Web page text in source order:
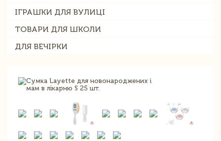
ІГРАШКИ ДЛЯ ВУЛИЦІ
ТОВАРИ ДЛЯ ШКОЛИ
ДЛЯ ВЕЧІРКИ